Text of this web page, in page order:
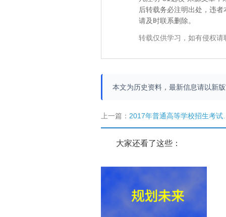
后转载务必注明出处，违
请及时联系删除。
转载仅供学习，如有侵权
本文为历史资料，最新信息请以新
上一篇： 2017年普通高等学校招生考试报名11月4日启动
大家还看了这些：